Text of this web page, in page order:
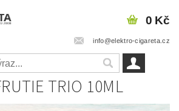
info@elektro-cigareta.cz
0 Kč
TRIO 10ML